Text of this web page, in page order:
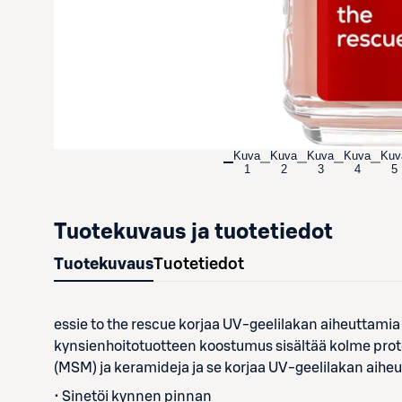
Kuva
1
Kuva
2
Kuva
3
Kuva
4
5
Tuotekuvaus ja tuotetiedot
TuotekuvausTuotetiedot
essie to the rescue korjaa UV-geelilakan
kynsienhoitotuotteen koostumus sisältää kolme
(MSM) ja keramideja ja se korjaa UV-geelilakan
• Sinetöi kynnen pinnan